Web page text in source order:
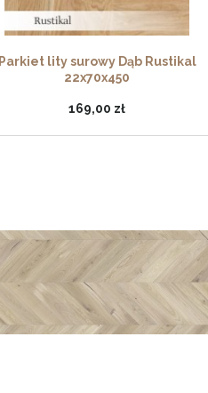
Parkiet lity surowy Dąb Rustikal
22x70x450
169,00 zł